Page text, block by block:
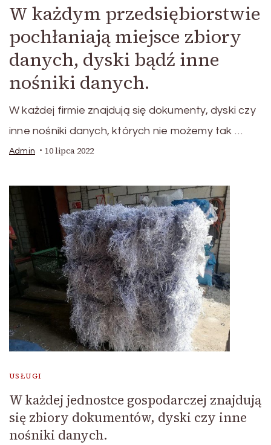
W każdym przedsiębiorstwie
pochłaniają miejsce zbiory
danych, dyski bądź inne
nośniki danych.
W każdej firmie znajdują się dokumenty, dyski czy
inne nośniki danych, których nie możemy tak …
Admin 10 lipca 2022
USŁUGI
W każdej jednostce gospodarczej znajdują
się zbiory dokumentów, dyski czy inne
nośniki danych.